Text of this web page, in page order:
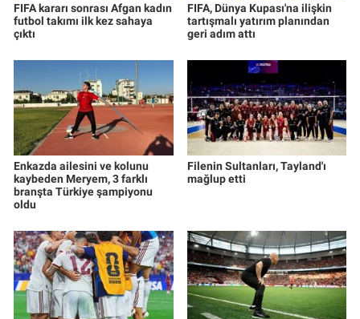
FIFA kararı sonrası Afgan kadın
futbol takımı ilk kez sahaya
çıktı
FIFA, Dünya Kupası'na ilişkin
tartışmalı yatırım planından
geri adım attı
Enkazda ailesini ve kolunu
kaybeden Meryem, 3 farklı
branşta Türkiye şampiyonu
oldu
Filenin Sultanları, Tayland'ı
mağlup etti